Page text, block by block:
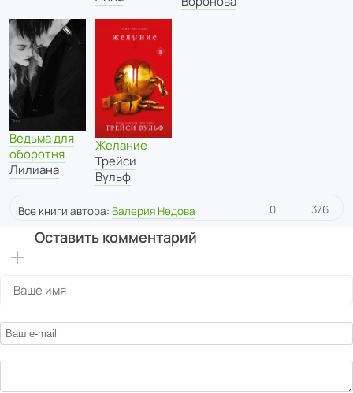
Ведьма для
оборотня
Лилиана
Желание
Трейси
Вульф
Все книги автора: Валерия Недова 0 376
Оставить комментарий